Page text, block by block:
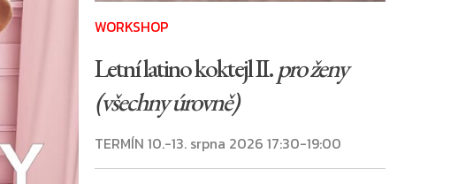
WORKSHOP
Letní latino koktejl II.pro ženy
(všechny úrovně)
TERMÍN 10.-13. srpna 2026 17:30-19:00